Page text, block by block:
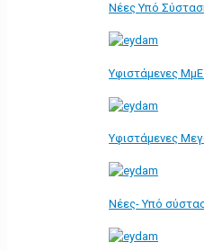
Νέες Υπό
Υφιστάμενες
Υφιστάμενες
Νέες- Υπό